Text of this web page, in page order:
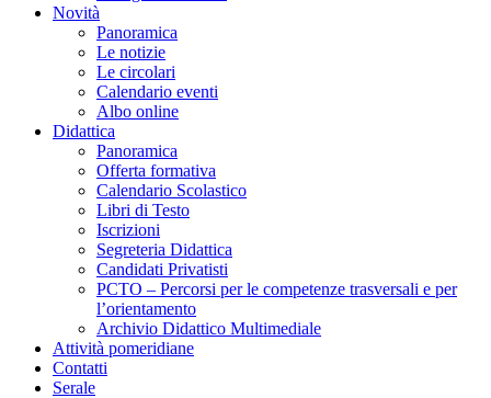
Novità
Panoramica
Le notizie
Le circolari
Calendario eventi
Albo online
Didattica
Panoramica
Offerta formativa
Calendario Scolastico
Libri di Testo
Iscrizioni
Segreteria Didattica
Candidati Privatisti
PCTO – Percorsi per le competenze trasversali e per
l’orientamento
Archivio Didattico Multimediale
Attività pomeridiane
Contatti
Serale